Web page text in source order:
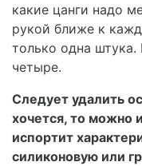
какие цанги надо
рукой ближе к
только одна
четыре.
Следует удалить
хочется, то можно
испортит
силиконовую или